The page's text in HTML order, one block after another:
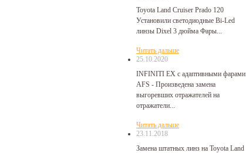
Toyota Land Cruiser Prado 120
Установили светодиодные Bi-Led
линзы Dixel 3 дюйма Фары...
Читать дальше
25.10.2020
INFINITI EX с адаптивными фарами
AFS - Произведена замена
выгоревших отражателей на
отражатели...
Читать дальше
23.11.2018
Замена штатных линз на Toyota Land